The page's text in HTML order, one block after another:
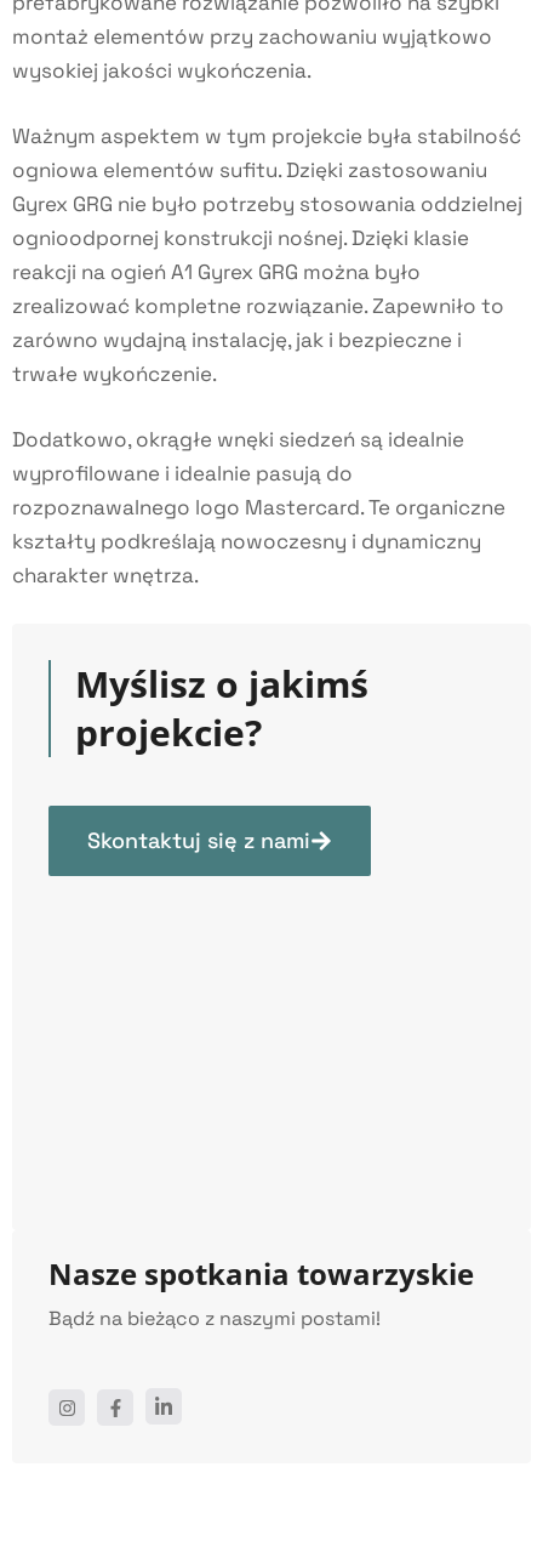
montaż elementów przy zachowaniu wyjątkowo
wysokiej jakości wykończenia.
Ważnym aspektem w tym projekcie była stabilność
ogniowa elementów sufitu. Dzięki zastosowaniu
Gyrex GRG nie było potrzeby stosowania oddzielnej
ognioodpornej konstrukcji nośnej. Dzięki klasie
reakcji na ogień A1 Gyrex GRG można było
zrealizować kompletne rozwiązanie. Zapewniło to
zarówno wydajną instalację, jak i bezpieczne i
trwałe wykończenie.
Dodatkowo, okrągłe wnęki siedzeń są idealnie
wyprofilowane i idealnie pasują do
rozpoznawalnego logo Mastercard. Te organiczne
kształty podkreślają nowoczesny i dynamiczny
charakter wnętrza.
Myślisz o jakimś
projekcie?
Skontaktuj się z nami
Nasze spotkania towarzyskie
Bądź na bieżąco z naszymi postami!